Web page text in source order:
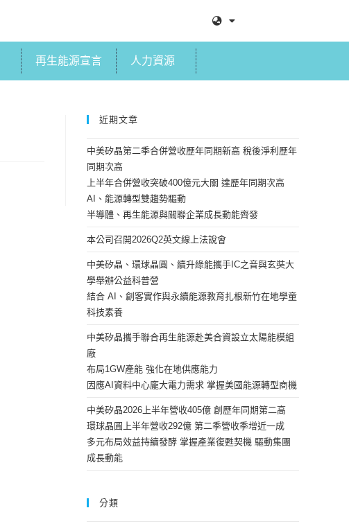
再生能源宣言 人力資源
近期文章
中美矽晶第二季合併營收歷年同期新高 稅後淨利歷年
同期次高
上半年合併營收突破400億元大關 達歷年同期次高
AI、能源轉型雙趨勢驅動
半導體、再生能源與關聯企業成長動能齊發
本公司召開2026Q2英文線上法說會
中美矽晶、環球晶圓、續升綠能攜手IC之音與玄奘大
學舉辦公益科普營
結合 AI、創客實作與永續能源教育扎根新竹在地學童
科技素養
中美矽晶攜手聯合再生能源赴美合資設立太陽能模組
廠
布局1GW產能 強化在地供應能力
因應AI資料中心龐大電力需求 掌握美國能源轉型商機
中美矽晶2026上半年營收405億 創歷年同期第二高
環球晶圓上半年營收292億 第二季營收季增近一成
多元布局效益持續發酵 掌握產業復甦契機 驅動集團
成長動能
分類